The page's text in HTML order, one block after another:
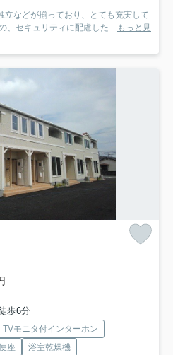
立などが揃っており、とても充実して
、セキュリティに配慮した...
もっと見
歩6分
TVモニタ付インターホン
座
浴室乾燥機